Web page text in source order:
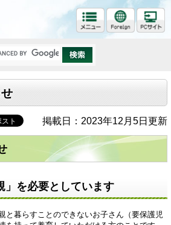
掲載日：2023年12月5日更新
」を必要としています
と暮らすことのできないお子さん（要保護児